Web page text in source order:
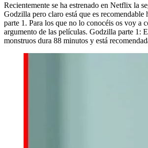
Recientemente se ha estrenado en Netflix la
Godzilla pero claro está que es recomendable
parte 1. Para los que no lo conocéis os voy a
argumento de las películas. Godzilla parte 1:
monstruos dura 88 minutos y está